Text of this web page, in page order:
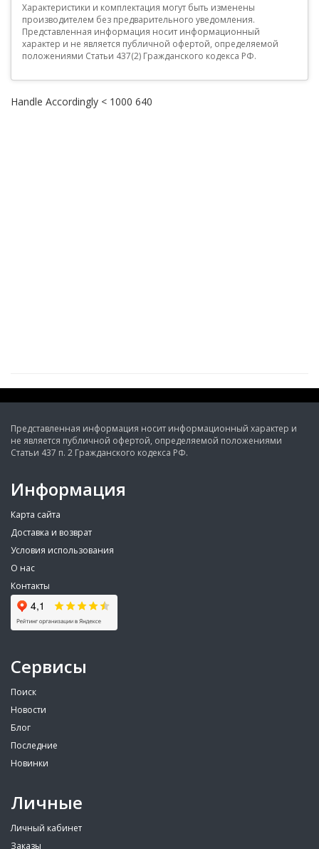
Характеристики и комплектация могут быть изменены
производителем без предварительного уведомления.
Представленная информация носит информационный
характер и не является публичной офертой, определяемой
положениями Статьи 437(2) Гражданского кодекса РФ.
Handle Accordingly < 1000 640
Представленная информация носит информационный характер и
не является публичной офертой, определяемой положениями
Статьи 437 п. 2 Гражданского кодекса РФ.
Информация
Карта сайта
Доставка и возврат
Условия использования
О нас
Контакты
Сервисы
Поиск
Новости
Блог
Последние
Новинки
Личные
Личный кабинет
Заказы